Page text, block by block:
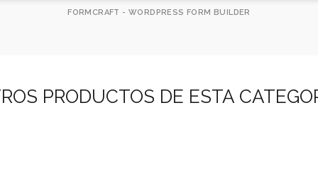
FORMCRAFT - WORDPRESS FORM BUILDER
PRODUCTOS DE ESTA